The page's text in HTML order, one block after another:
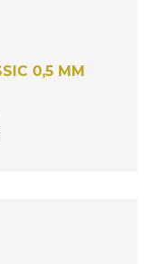
0,5 MM